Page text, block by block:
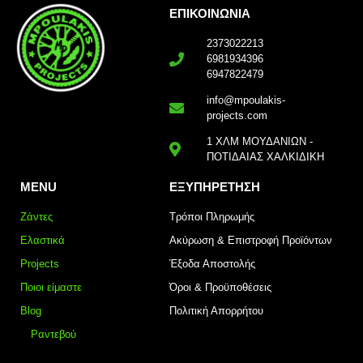
ΕΠΙΚΟΙΝΩΝΙΑ
2373022213
6981934396
6947822479
info@mpoulakis-
projects.com
1 ΧΛΜ ΜΟΥΔΑΝΙΩΝ -
ΠΟΤΙΔΑΙΑΣ ΧΑΛΚΙΔΙΚΗ
MENU
Ζάντες
Ελαστικά
Projects
Ποιοι είμαστε
Blog
Ραντεβού
ΕΞΥΠΗΡΕΤΗΣΗ
Τρόποι Πληρωμής
Ακύρωση & Επιστροφή Προϊόντων
Έξοδα Αποστολής
Όροι & Προϋποθέσεις
Πολιτική Απορρήτου